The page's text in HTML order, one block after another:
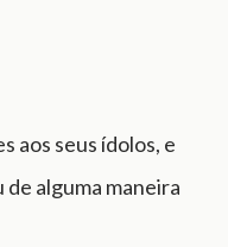
aos seus ídolos, e
alguma maneira